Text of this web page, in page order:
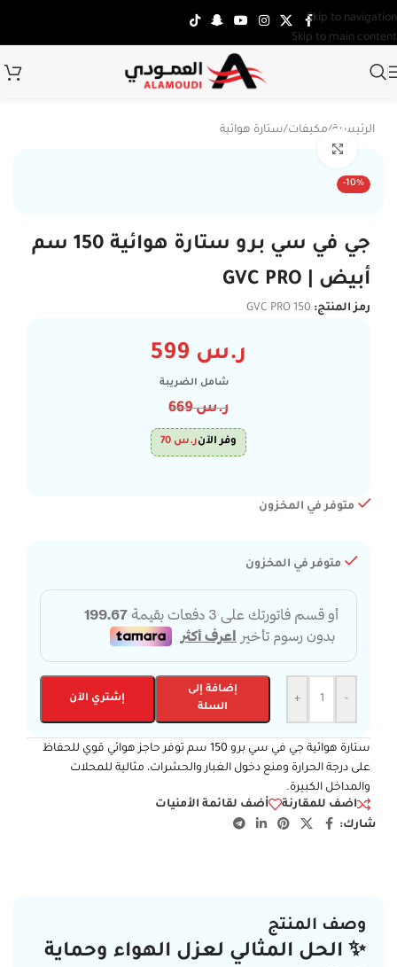
Skip to navigation
Skip to main content
الرئيسية/مكيفات/ستارة هوائية
-10%
جي في سي برو ستارة هوائية 150 سم
أبيض | GVC PRO
رمز المنتج: GVC PRO 150
ر.س
شامل الضريبة
ر.س669
وفر الآنر.س
متوفر في المخزون
متوفر في المخزون
-
+
إضافة إلى
السلة
إشتري الآن
ستارة هوائية جي في سي برو 150 سم توفر حاجز هوائي قوي للحفاظ
على درجة الحرارة ومنع دخول الغبار والحشرات، مثالية للمحلات
والمداخل الكبيرة.
اضف للمقارنة
أضف لقائمة الأمنيات
شارك:
وصف المنتج
✨ الحل المثالي لعزل الهواء وحماية